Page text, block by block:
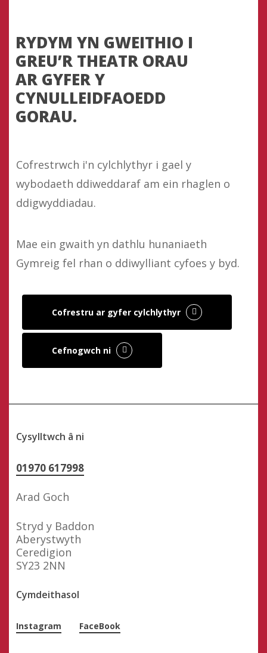
RYDYM YN GWEITHIO I
GREU’R THEATR ORAU
AR GYFER Y
CYNULLEIDFAOEDD
GORAU.
Cofrestrwch i'n cylchlythyr i gael y
wybodaeth ddiweddaraf am ein rhaglen o
ddigwyddiadau.
Mae ein gwaith yn dathlu hunaniaeth
Gymreig fel rhan o ddiwylliant cyfoes y byd.
Cofrestru ar gyfer cylchlythyr
Cefnogwch ni
Cysylltwch â ni
01970 617998
Arad Goch
Stryd y Baddon
Aberystwyth
Ceredigion
SY23 2NN
Cymdeithasol
Instagram FaceBook